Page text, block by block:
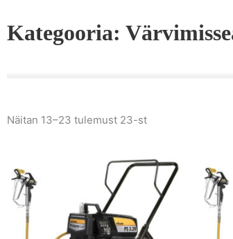
Kategooria:
Näitan 13–23 tulemust 23-st